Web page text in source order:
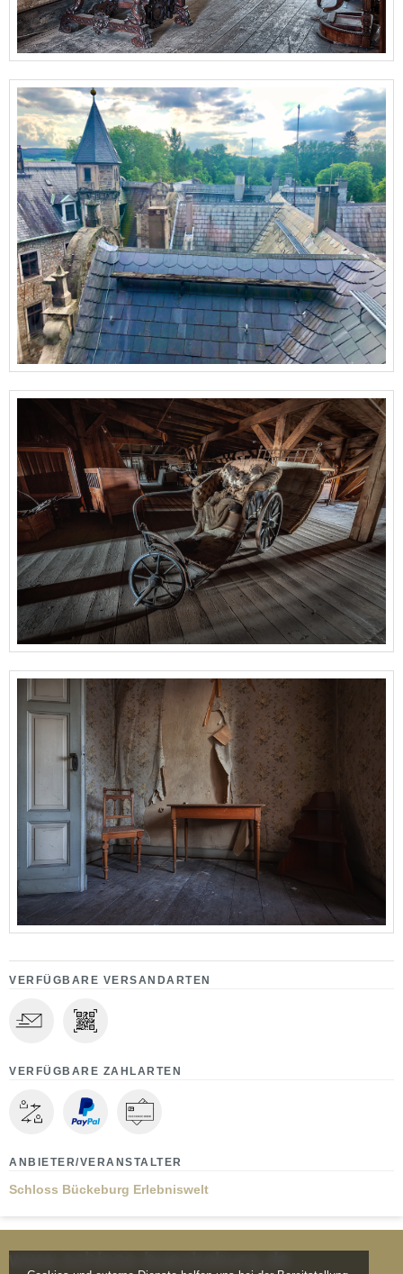
VERFÜGBARE VERSANDARTEN
VERFÜGBARE ZAHLARTEN
ANBIETER/VERANSTALTER
Schloss Bückeburg Erlebniswelt
www.schloss-bueckeburg.de